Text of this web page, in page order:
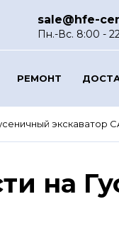
sale@hfe-
Пн.-Вс. 8:00 -
РЕМОНТ
экскаватор
на